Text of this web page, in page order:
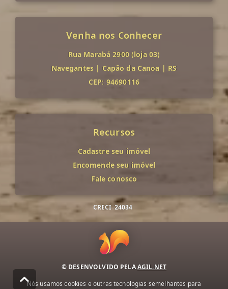
Venha nos Conhecer
Rua Marabá 2900 (loja 03)
Navegantes | Capão da Canoa | RS
CEP: 94690116
Recursos
Cadastre seu imóvel
Encomende seu imóvel
Fale conosco
CRECI 24034
© DESENVOLVIDO PELAAGIL.NET
Nós usamos cookies e outras tecnologias semelhantes para